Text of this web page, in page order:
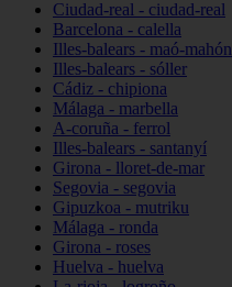
Ciudad-real - ciudad-real
Barcelona - calella
Illes-balears - maó-mahón
Illes-balears - sóller
Cádiz - chipiona
Málaga - marbella
A-coruña - ferrol
Illes-balears - santanyí
Girona - lloret-de-mar
Segovia - segovia
Gipuzkoa - mutriku
Málaga - ronda
Girona - roses
Huelva - huelva